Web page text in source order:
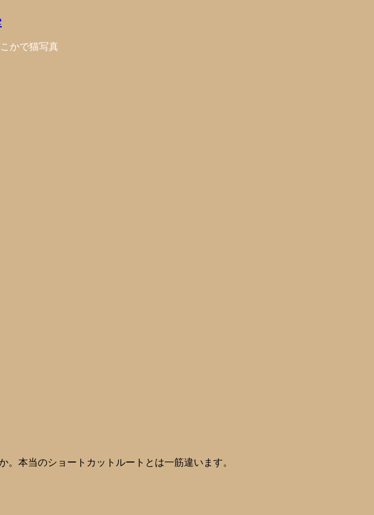
かで猫写真
本当のショートカットルートとは一筋違います。